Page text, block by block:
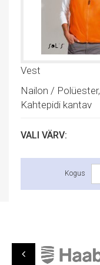
Vest
Nailon / Polüester,
Kahtepidi kantav
VALI VÄRV:
Kogus